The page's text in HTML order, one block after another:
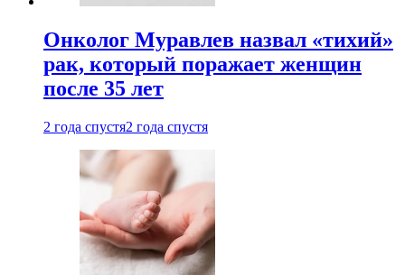
Онколог Муравлев назвал «тихий»
рак, который поражает женщин
после 35 лет
2 года спустя2 года спустя